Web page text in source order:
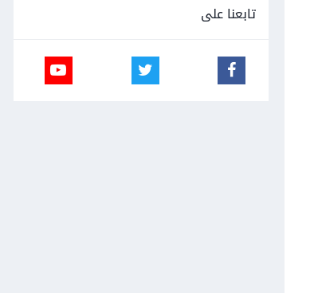
تابعنا على